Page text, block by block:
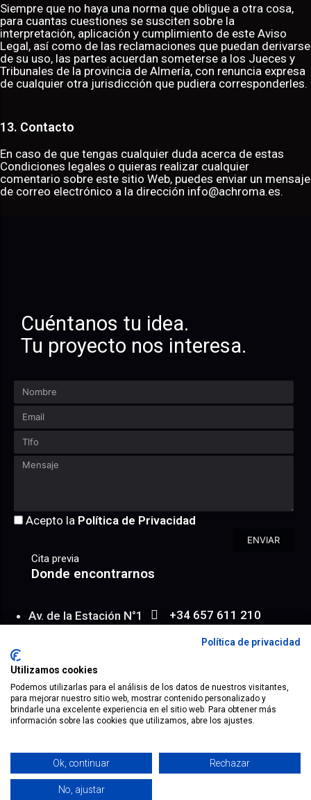
Siempre que no haya una norma que obligue a otra cosa,
para cuantas cuestiones se susciten sobre la
interpretación, aplicación y cumplimiento de este Aviso
Legal, así como de las reclamaciones que puedan derivarse
de su uso, las partes acuerdan someterse a los Jueces y
Tribunales de la provincia de Almería, con renuncia expresa
de cualquier otra jurisdicción que pudiera corresponderles.
13. Contacto
En caso de que tengas cualquier duda acerca de estas
Condiciones legales o quieras realizar cualquier
comentario sobre este sitio Web, puedes enviar un mensaje
de correo electrónico a la dirección info@achroma.es.
Cuéntanos tu idea.
Tu proyecto nos interesa.
Acepto la Política de Privacidad
ENVIAR
Cita previa
Donde encontrarnos
Av. de la Estación N°1
+34 657 611 210
WhatsApp
Map
Mapa Web Aviso Legal
Política de Privacidad
Política de Cookies
Política de privacidad
Utilizamos cookies
Podemos utilizarlas para el análisis de los datos de nuestros visitantes,
para mejorar nuestro sitio web, mostrar contenido personalizado y
brindarle una excelente experiencia en el sitio web. Para obtener más
información sobre las cookies que utilizamos, abre los ajustes.
Ok, continuar Rechazar
No, ajustar